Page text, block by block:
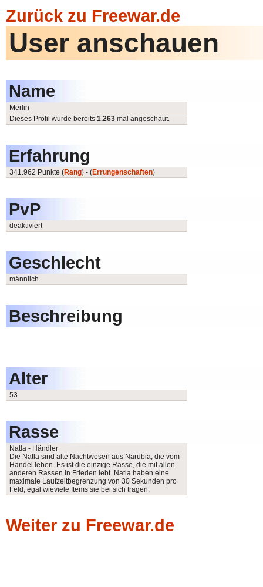
Zurück zu Freewar.de
User anschauen
Name
Merlin
Dieses Profil wurde bereits 1.263 mal angeschaut.
Erfahrung
341.962 Punkte (Rang) - (Errungenschaften)
PvP
deaktiviert
Geschlecht
männlich
Beschreibung
Alter
53
Rasse
Natla - Händler
Die Natla sind alte Nachtwesen aus Narubia, die vom
Handel leben. Es ist die einzige Rasse, die mit allen
anderen Rassen in Frieden lebt. Natla haben eine
maximale Laufzeitbegrenzung von 30 Sekunden pro
Feld, egal wieviele Items sie bei sich tragen.
Weiter zu Freewar.de